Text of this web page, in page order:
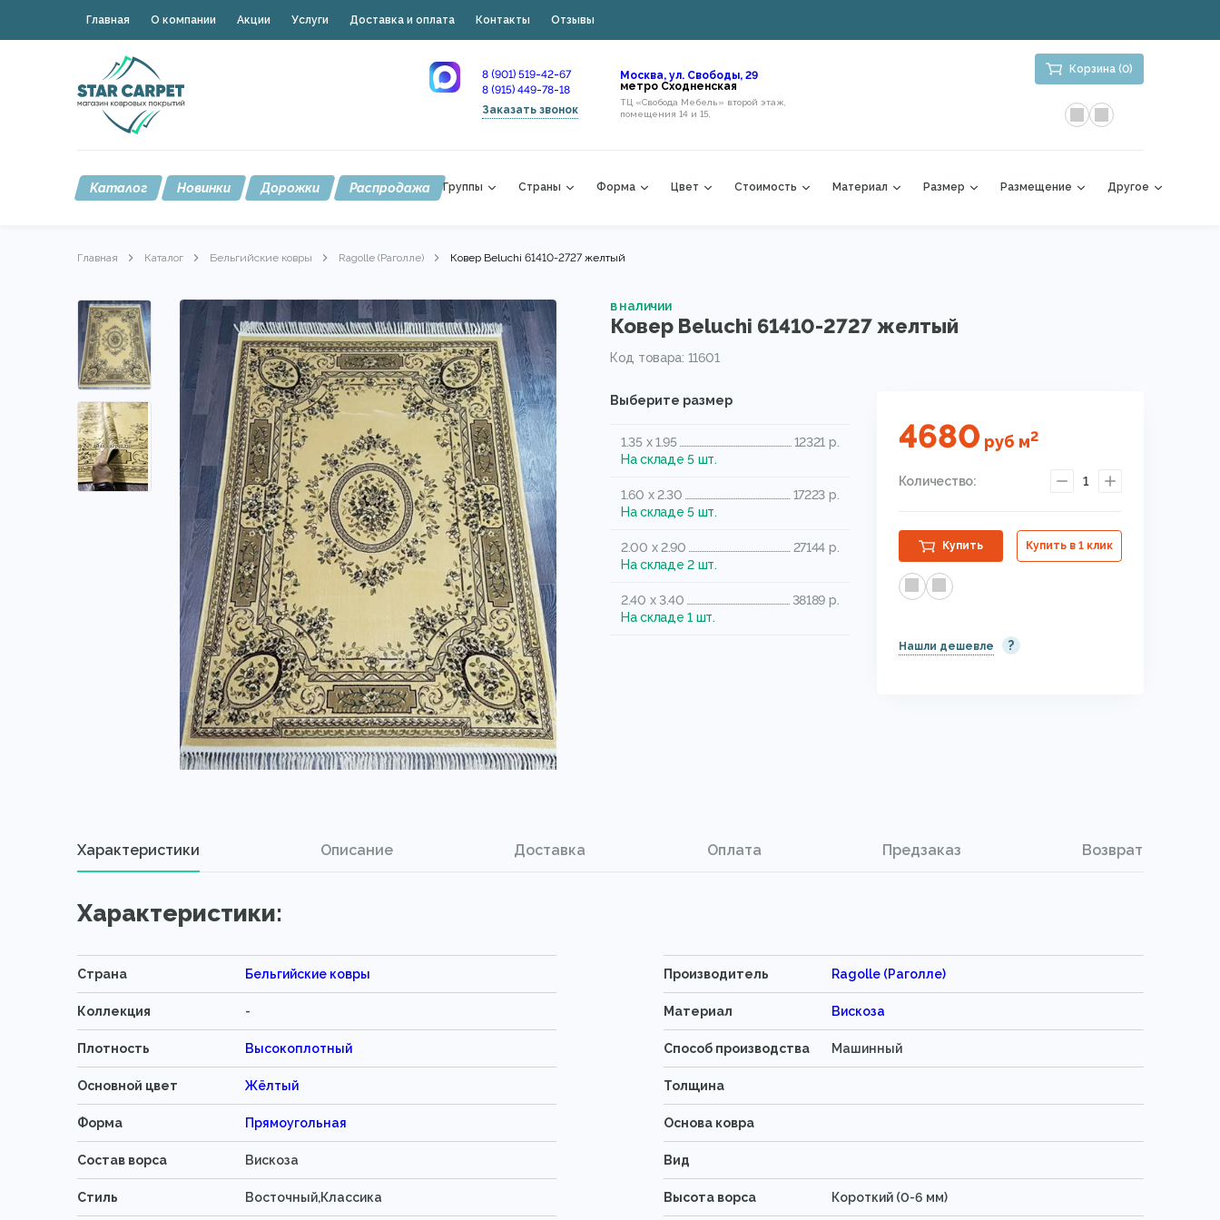
Главная О компании Акции Услуги Доставка и оплата Контакты Отзывы
8 (901) 519-42-67
8 (915) 449-78-18
Заказать звонок
Москва, ул. Свободы, 29
метро Сходненская
ТЦ «Свобода Мебель» второй этаж,
помещения 14 и 15,
Корзина (0)
Каталог Новинки Дорожки Распродажа Группы Страны Форма Цвет Стоимость Материал Размер Размещение Другое
Главная Каталог Бельгийские ковры Ragolle (Раголле) Ковер Beluchi 61410-2727 желтый
в наличии
Ковер Beluchi 61410-2727 желтый
Код товара: 11601
Выберите размер
1.35 x 1.95
12321 р.
На складе 5 шт.
1.60 x 2.30
17223 р.
На складе 5 шт.
2.00 x 2.90
27144 р.
На складе 2 шт.
2.40 x 3.40
38189 р.
На складе 1 шт.
4680 руб м2
Количество: 1
Купить Купить в 1 клик
Нашли дешевле ?
Характеристики Описание Доставка Оплата Предзаказ Возврат
Характеристики:
Страна Бельгийские ковры Производитель Ragolle (Раголле)
Коллекция - Материал Вискоза
Плотность Высокоплотный Способ производства Машинный
Основной цвет Жёлтый Толщина
Форма Прямоугольная Основа ковра
Состав ворса Вискоза Вид
Стиль Восточный,Классика Высота ворса Короткий (0-6 мм)